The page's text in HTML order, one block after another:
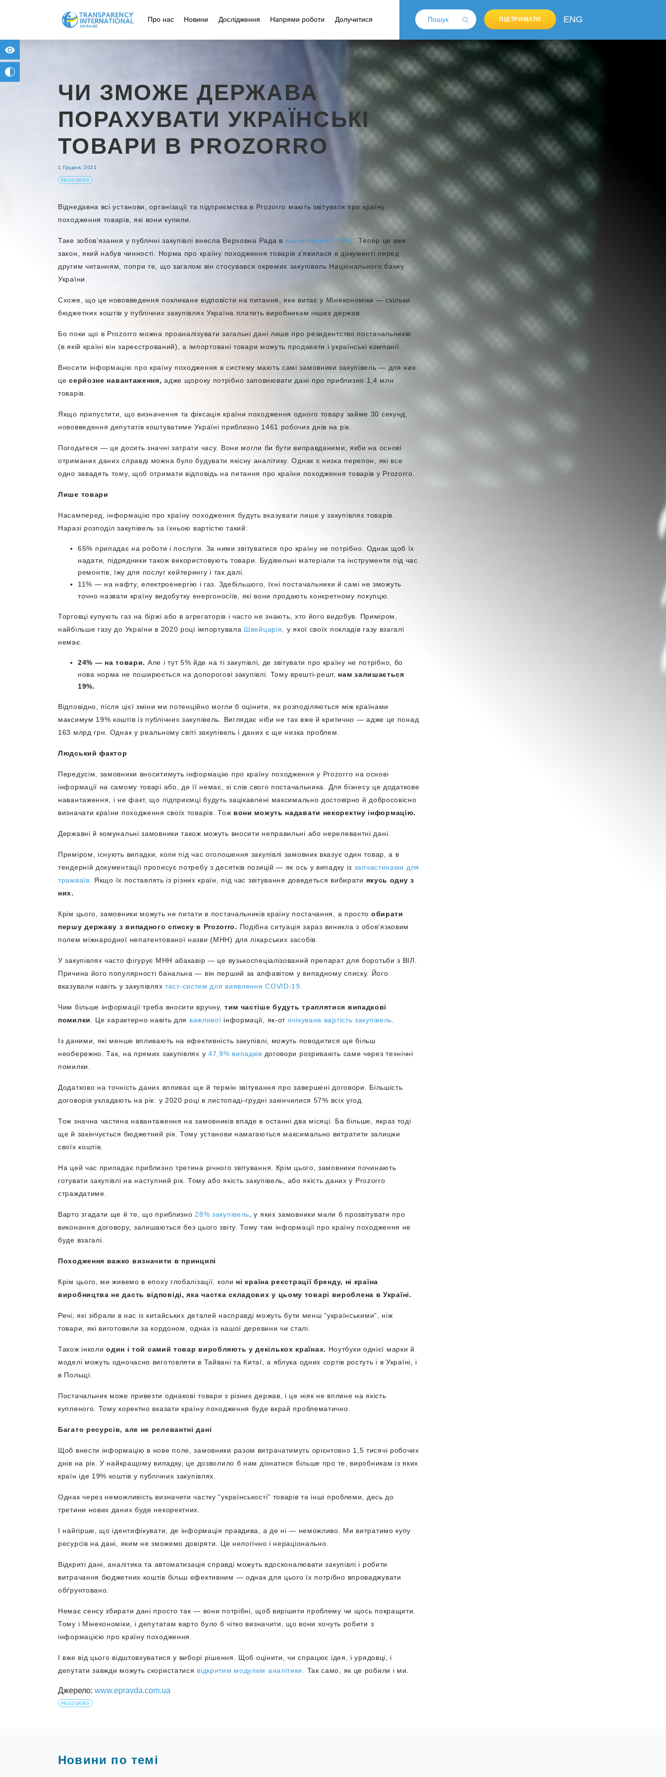
Про нас Новини Дослідження Напрями роботи Долучитися ПІДТРИМАТИ ENG
ЧИ ЗМОЖЕ ДЕРЖАВА
ПОРАХУВАТИ УКРАЇНСЬКІ
ТОВАРИ В PROZORRO
1 Грудня, 2021
PROZORRO
Віднедавна всі установи, організації та підприємства в Prozorro мають звітувати про країну
походження товарів, які вони купили.
Таке зобов’язання у публічні закупівлі внесла Верховна Рада взаконопроєкті 5852
Тепер це вже
закон, який набув чинності. Норма про країну походження товарів з’явилася в документі перед
другим читанням, попри те, що загалом він стосувався окремих закупівель Національного банку
України.
Схоже, що це нововведення покликане відповісти на питання, яке витає у Мінекономіки — скільки
бюджетних коштів у публічних закупівлях Україна платить виробникам інших держав.
Бо поки що в Prozorro можна проаналізувати загальні дані лише про резидентство постачальників
(в якій країні він зареєстрований), а імпортовані товари можуть продавати і українські компанії.
Вносити інформацію про країну походження в систему мають самі замовники закупівель — для них
цесерйозне навантаження, адже щороку потрібно заповнювати дані про приблизно 1,4 млн
товарів.
Якщо припустити, що визначення та фіксація країни походження одного товару займе 30 секунд,
нововведення депутатів коштуватиме Україні приблизно 1461 робочих днів на рік.
Погодьтеся — це досить значні затрати часу. Вони могли би бути виправданими, якби на основі
отриманих даних справді можна було будувати якісну аналітику. Однак є низка перепон, які все
одно завадять тому, щоб отримати відповідь на питання про країни походження товарів у Prozorro.
Лише товари
Насамперед, інформацію про країну походження будуть вказувати лише у закупівлях товарів.
Наразі розподіл закупівель за їхньою вартістю такий:
65% припадає на роботи і послуги. За ними звітуватися про країну не потрібно. Однак щоб їх
надати, підрядники також використовують товари. Будівельні матеріали та інструменти під час
ремонтів, їжу для послуг кейтерингу і так далі.
11% — на нафту, електроенергію і газ. Здебільшого, їхні постачальники й самі не зможуть
точно назвати країну видобутку енергоносіїв, які вони продають конкретному покупцю.
Торговці купують газ на біржі або в агрегаторів і часто не знають, хто його видобув. Приміром,
найбільше газу до України в 2020 році імпортувала Швейцарія,
у якої своїх покладів газу взагалі
немає.
24% — на товари. Але і тут 5% йде на ті закупівлі, де звітувати про країну не потрібно, бо
нова норма не поширюється на допорогові закупівлі. Тому врешті-решт, нам залишається
19%.
Відповідно, після цієї зміни ми потенційно могли б оцінити, як розподіляються між країнами
максимум 19% коштів із публічних закупівель. Виглядає ніби не так вже й критично — адже це понад
163 млрд грн. Однак у реальному світі закупівель і даних є ще низка проблем.
Людський фактор
Передусім, замовники вноситимуть інформацію про країну походження у Prozorro на основі
інформації на самому товарі або, де її немає, зі слів свого постачальника. Для бізнесу це додаткове
навантаження, і не факт, що підприємці будуть зацікавлені максимально достовірно й добросовісно
визначати країни походження своїх товарів. Тож вони можуть надавати некоректну інформацію.
Державні й комунальні замовники також можуть вносити неправильні або нерелевантні дані.
Приміром, існують випадки, коли під час оголошення закупівлі замовник вказує один товар, а в
тендерній документації прописує потребу з десятків позицій — як ось у випадку із запчастинами для
трамваїв.
Якщо їх поставлять із різних країн, під час звітування доведеться вибирати якусь одну з
них.
Крім цього, замовники можуть не питати в постачальників країну постачання, а просто обирати
першу державу з випадного списку в Prozorro. Подібна ситуація зараз виникла з обов’язковим
полем міжнародної непатентованої назви (МНН) для лікарських засобів.
У закупівлях часто фігурує МНН абакавір — це вузькоспеціалізований препарат для боротьби з ВІЛ.
Причина його популярності банальна — він перший за алфавітом у випадному списку. Його
вказували навіть у закупівлях тест-систем для виявлення COVID-19.
Чим більше інформації треба вносити вручну, тим частіше будуть траплятися випадкові
помилки
. Це характерно навіть для важливої інформації, як-от очікувана вартість закупівель
Із даними, які менше впливають на ефективність закупівлі, можуть поводитися ще більш
необережно. Так, на прямих закупівлях у 47,9% випадків договори розривають саме через технічні
помилки.
Додатково на точність даних впливає ще й термін звітування про завершені договори. Більшість
договорів укладають на рік: у 2020 році в листопаді-грудні закінчилися 57% всіх угод.
Тож значна частина навантаження на замовників впаде в останні два місяці. Ба більше, якраз тоді
ще й закінчується бюджетний рік. Тому установи намагаються максимально витратити залишки
своїх коштів.
На цей час припадає приблизно третина річного звітування. Крім цього, замовники починають
готувати закупівлі на наступний рік. Тому або якість закупівель, або якість даних у Prozorro
страждатиме.
Варто згадати ще й те, що приблизно 28% закупівель
у яких замовники мали б прозвітувати про
виконання договору, залишаються без цього звіту. Тому там інформації про країну походження не
буде взагалі.
Походження важко визначити в принципі
Крім цього, ми живемо в епоху глобалізації, коли ні країна реєстрації бренду, ні країна
виробництва не дасть відповіді, яка частка складових у цьому товарі вироблена в Україні.
Речі, які зібрали в нас із китайських деталей насправді можуть бути менш “українськими”, ніж
товари, які виготовили за кордоном, однак із нашої деревини чи сталі.
Також інколиодин і той самий товар виробляють у декількох країнах. Ноутбуки однієї марки й
моделі можуть одночасно виготовляти в Тайвані та Китаї, а яблука одних сортів ростуть і в Україні, і
в Польщі.
Постачальник може привезти однакові товари з різних держав, і це ніяк не вплине на якість
купленого. Тому коректно вказати країну походження буде вкрай проблематично.
Багато ресурсів, але не релевантні дані
Щоб внести інформацію в нове поле, замовники разом витрачатимуть орієнтовно 1,5 тисячі робочих
днів на рік. У найкращому випадку, це дозволило б нам дізнатися більше про те, виробникам із яких
країн іде 19% коштів у публічних закупівлях.
Однак через неможливість визначити частку “українськості” товарів та інші проблеми, десь до
третини нових даних буде некоректних.
І найгірше, що ідентифікувати, де інформація правдива, а де ні — неможливо. Ми витратимо купу
ресурсів на дані, яким не зможемо довіряти. Це нелогічно і нераціонально.
Відкриті дані, аналітика та автоматизація справді можуть вдосконалювати закупівлі і робити
витрачання бюджетних коштів більш ефективним — однак для цього їх потрібно впроваджувати
обґрунтовано.
Немає сенсу збирати дані просто так — вони потрібні, щоб вирішити проблему чи щось покращити.
Тому і Мінекономіки, і депутатам варто було б чітко визначити, що вони хочуть робити з
інформацією про країну походження.
І вже від цього відштовхуватися у виборі рішення. Щоб оцінити, чи спрацює ідея, і урядовці, і
депутати завжди можуть скористатися відкритим модулем аналітики. Так само, як це робили і ми.
Джерело: www.epravda.com.ua
PROZORRO
Новини по темі